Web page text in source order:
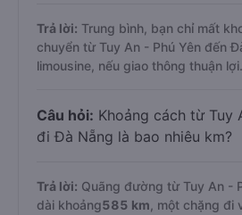
Trả lời: Trung bình, bạn chỉ mất
chuyển từ Tuy An - Phú Yên đến
limousine, nếu giao thông thuận lợi.
Câu hỏi: Khoảng cách từ Tuy
đi Đà Nẵng là bao nhiêu km?
Trả lời: Quãng đường từ Tuy An -
dài khoảng585 km , một chặng